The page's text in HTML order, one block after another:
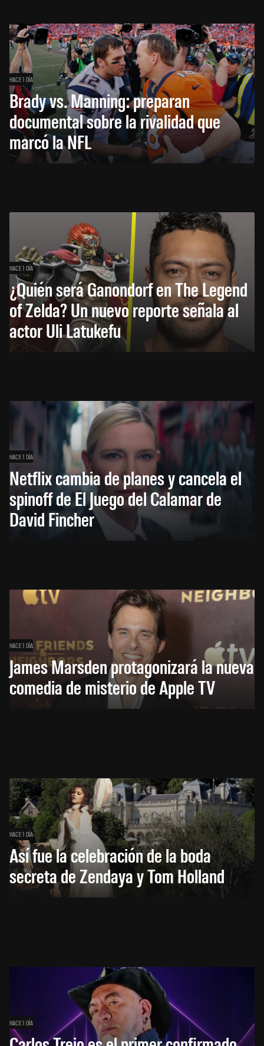
HACE 1 DÍA
Brady vs. Manning: preparan
documental sobre la rivalidad que
marcó la NFL
HACE 1 DÍA
¿Quién será Ganondorf en The Legend
of Zelda? Un nuevo reporte señala al
actor Uli Latukefu
HACE 1 DÍA
Netflix cambia de planes y cancela el
spinoff de El Juego del Calamar de
David Fincher
HACE 1 DÍA
James Marsden protagonizará la nueva
comedia de misterio de Apple TV
HACE 1 DÍA
Así fue la celebración de la boda
secreta de Zendaya y Tom Holland
HACE 1 DÍA